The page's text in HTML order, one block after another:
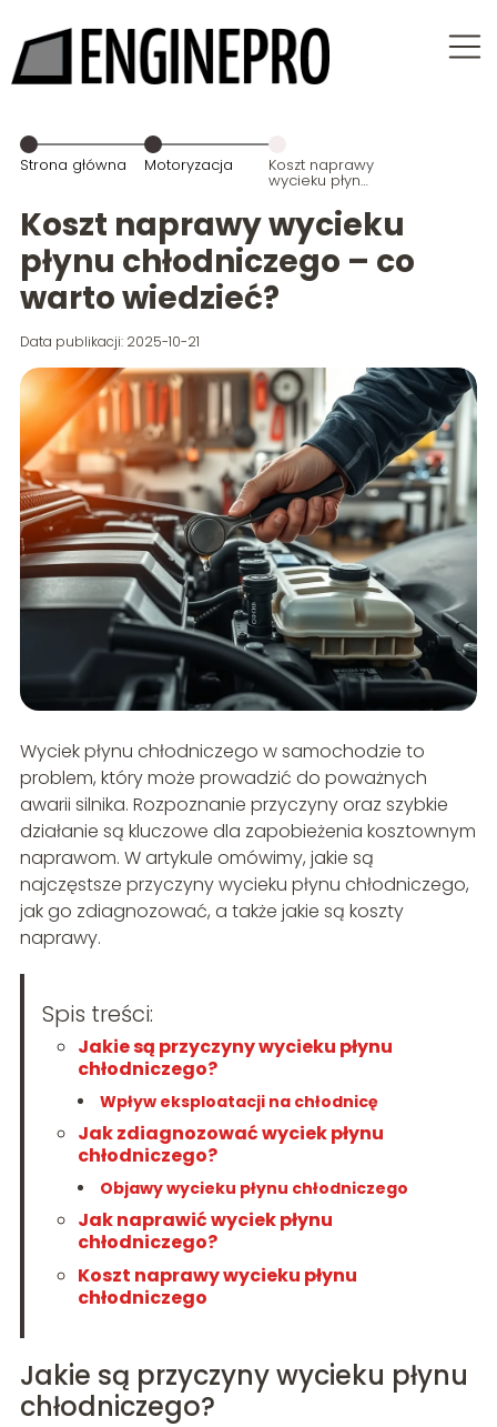
Strona główna Motoryzacja Koszt naprawy
wycieku płynu
chłodniczego
– co warto
wiedzieć?
Koszt naprawy wycieku
płynu chłodniczego – co
warto wiedzieć?
Data publikacji: 2025-10-21
Wyciek płynu chłodniczego w samochodzie to
problem, który może prowadzić do poważnych
awarii silnika. Rozpoznanie przyczyny oraz szybkie
działanie są kluczowe dla zapobieżenia kosztownym
naprawom. W artykule omówimy, jakie są
najczęstsze przyczyny wycieku płynu chłodniczego,
jak go zdiagnozować, a także jakie są koszty
naprawy.
Spis treści:
Jakie są przyczyny wycieku płynu
chłodniczego?
Wpływ eksploatacji na chłodnicę
Jak zdiagnozować wyciek płynu
chłodniczego?
Objawy wycieku płynu chłodniczego
Jak naprawić wyciek płynu
chłodniczego?
Koszt naprawy wycieku płynu
chłodniczego
Jakie są przyczyny wycieku płynu
chłodniczego?